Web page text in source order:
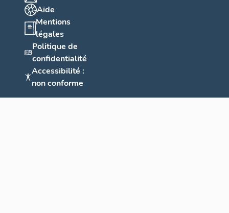
Aide
Mentions
légales
Politique de
confidentialité
Accessibilité :
non conforme